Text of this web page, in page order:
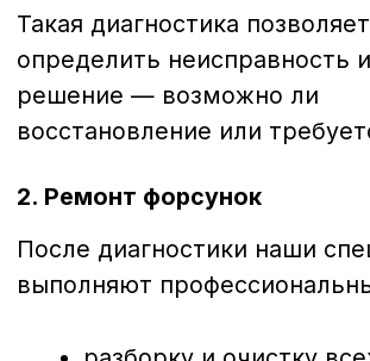
комплектующие и гарантируем точность
Для какой техники
выполняется ремонт
Мы обслуживаем широкий спектр
дизельных форсунок:
грузовых автомобилей (MAN,
Volvo, Scania, DAF, Mercedes-Benz,
спецтехники(Caterpillar, JCB,